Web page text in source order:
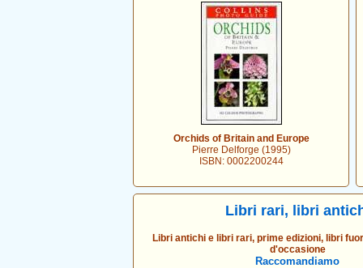
Orchids of Britain and Europe
Pierre Delforge (1995)
ISBN: 0002200244
Libri rari, libri
Libri antichi e libri rari, prime edizioni, libri
d'occasione
Raccomandiamo